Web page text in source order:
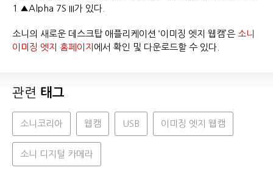
1 ▲Alpha 7S III가 있다.
소니의 새로운 데스크탑 애플리케이션 ‘이미징 엣지 웹캠’은 소니
이미징 엣지 홈페이지 에서 확인 및 다운로드할 수 있다.
관련 태그
소니코리아 웹캠 USB 이미징 엣지 웹캠
소니 디지털 카메라